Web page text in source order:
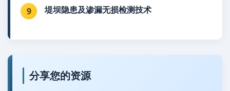
9 堤坝隐患及渗漏无损检测技术
分享您的资源